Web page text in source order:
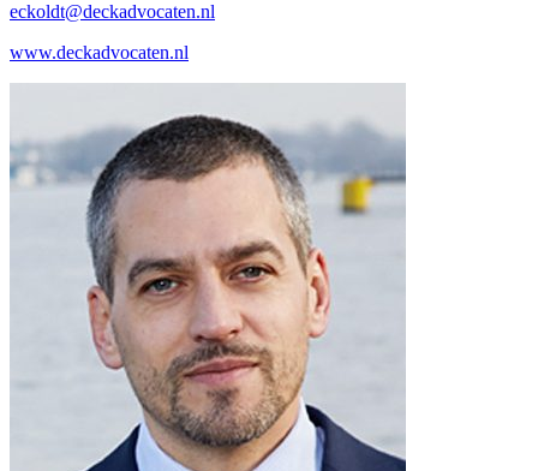
eckoldt@deckadvocaten.nl
www.deckadvocaten.nl